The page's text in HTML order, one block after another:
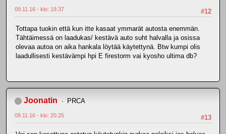
#12
09.11.16 - klo: 19.37
Tottapa tuokin että kun itte kasaat ymmarät autosta enemmän.
Tähtäimessä on laadukas/ kestävä auto suht halvalla ja osissa
olevaa autoa on aika hankala löytää käytettynä. Btw kumpi olis
laadullisesti kestävämpi hpi E firestorm vai kyosho ultima db?
Joonatin PRCA
#13
09.11.16 - klo: 20.25